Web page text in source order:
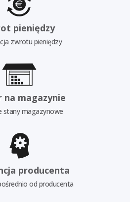
pieniędzy
zwrotu pieniędzy
na magazynie
stany magazynowe
producenta
od producenta